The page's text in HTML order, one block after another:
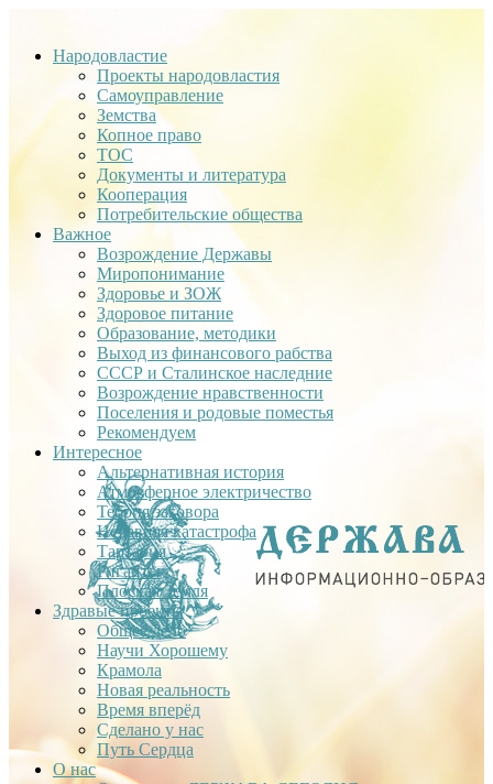
Народовластие
Проекты народовластия
Самоуправление
Земства
Копное право
ТОС
Документы и литература
Кооперация
Потребительские общества
Важное
Возрождение Державы
Миропонимание
Здоровье и ЗОЖ
Здоровое питание
Образование, методики
Выход из финансового рабства
СССР и Сталинское наследние
Возрождение нравственности
Поселения и родовые поместья
Рекомендуем
Интересное
Альтернативная история
Атмосферное электричество
Теория заговора
Недавняя катастрофа
Тартария
Гиганты
Плоская Земля
Здравые проекты
Общее дело
Научи Хорошему
Крамола
Новая реальность
Время вперёд
Сделано у нас
Путь Сердца
О нас